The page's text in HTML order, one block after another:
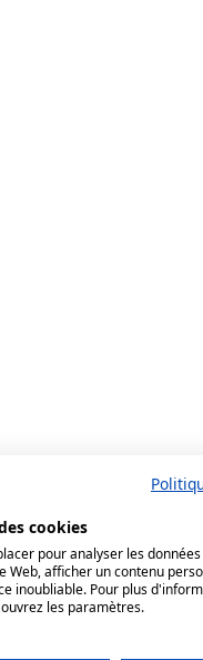
cookies
pour analyser les
Web, afficher un contenu
inoubliable. Pour plus
les paramètres.